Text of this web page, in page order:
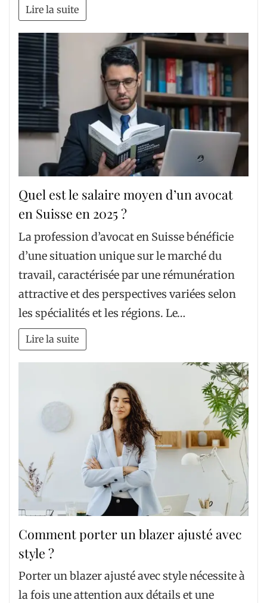
Lire la suite
Quel est le salaire moyen d’un avocat
en Suisse en 2025 ?
La profession d’avocat en Suisse bénéficie
d’une situation unique sur le marché du
travail, caractérisée par une rémunération
attractive et des perspectives variées selon
les spécialités et les régions. Le…
Lire la suite
Comment porter un blazer ajusté avec
style ?
Porter un blazer ajusté avec style nécessite à
la fois une attention aux détails et une